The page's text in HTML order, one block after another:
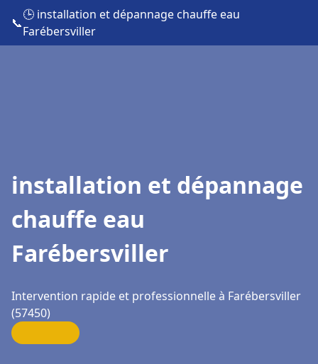
📞
🕒 installation et dépannage chauffe eau
Farébersviller
installation et dépannage
chauffe eau
Farébersviller
Intervention rapide et professionnelle à Farébersviller
(57450)